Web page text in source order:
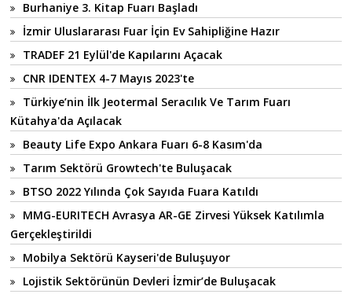
Burhaniye 3. Kitap Fuarı Başladı
İzmir Uluslararası Fuar İçin Ev Sahipliğine Hazır
TRADEF 21 Eylül'de Kapılarını Açacak
CNR IDENTEX 4-7 Mayıs 2023'te
Türkiye’nin İlk Jeotermal Seracılık Ve Tarım Fuarı
Kütahya'da Açılacak
Beauty Life Expo Ankara Fuarı 6-8 Kasım'da
Tarım Sektörü Growtech'te Buluşacak
BTSO 2022 Yılında Çok Sayıda Fuara Katıldı
MMG-EURITECH Avrasya AR-GE Zirvesi Yüksek Katılımla
Gerçekleştirildi
Mobilya Sektörü Kayseri'de Buluşuyor
Lojistik Sektörünün Devleri İzmir’de Buluşacak